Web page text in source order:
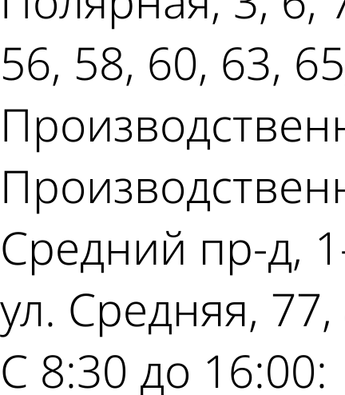
56, 58, 60, 63,
Средний пр-д,
ул. Средняя,
С 8:30 до 16:00: